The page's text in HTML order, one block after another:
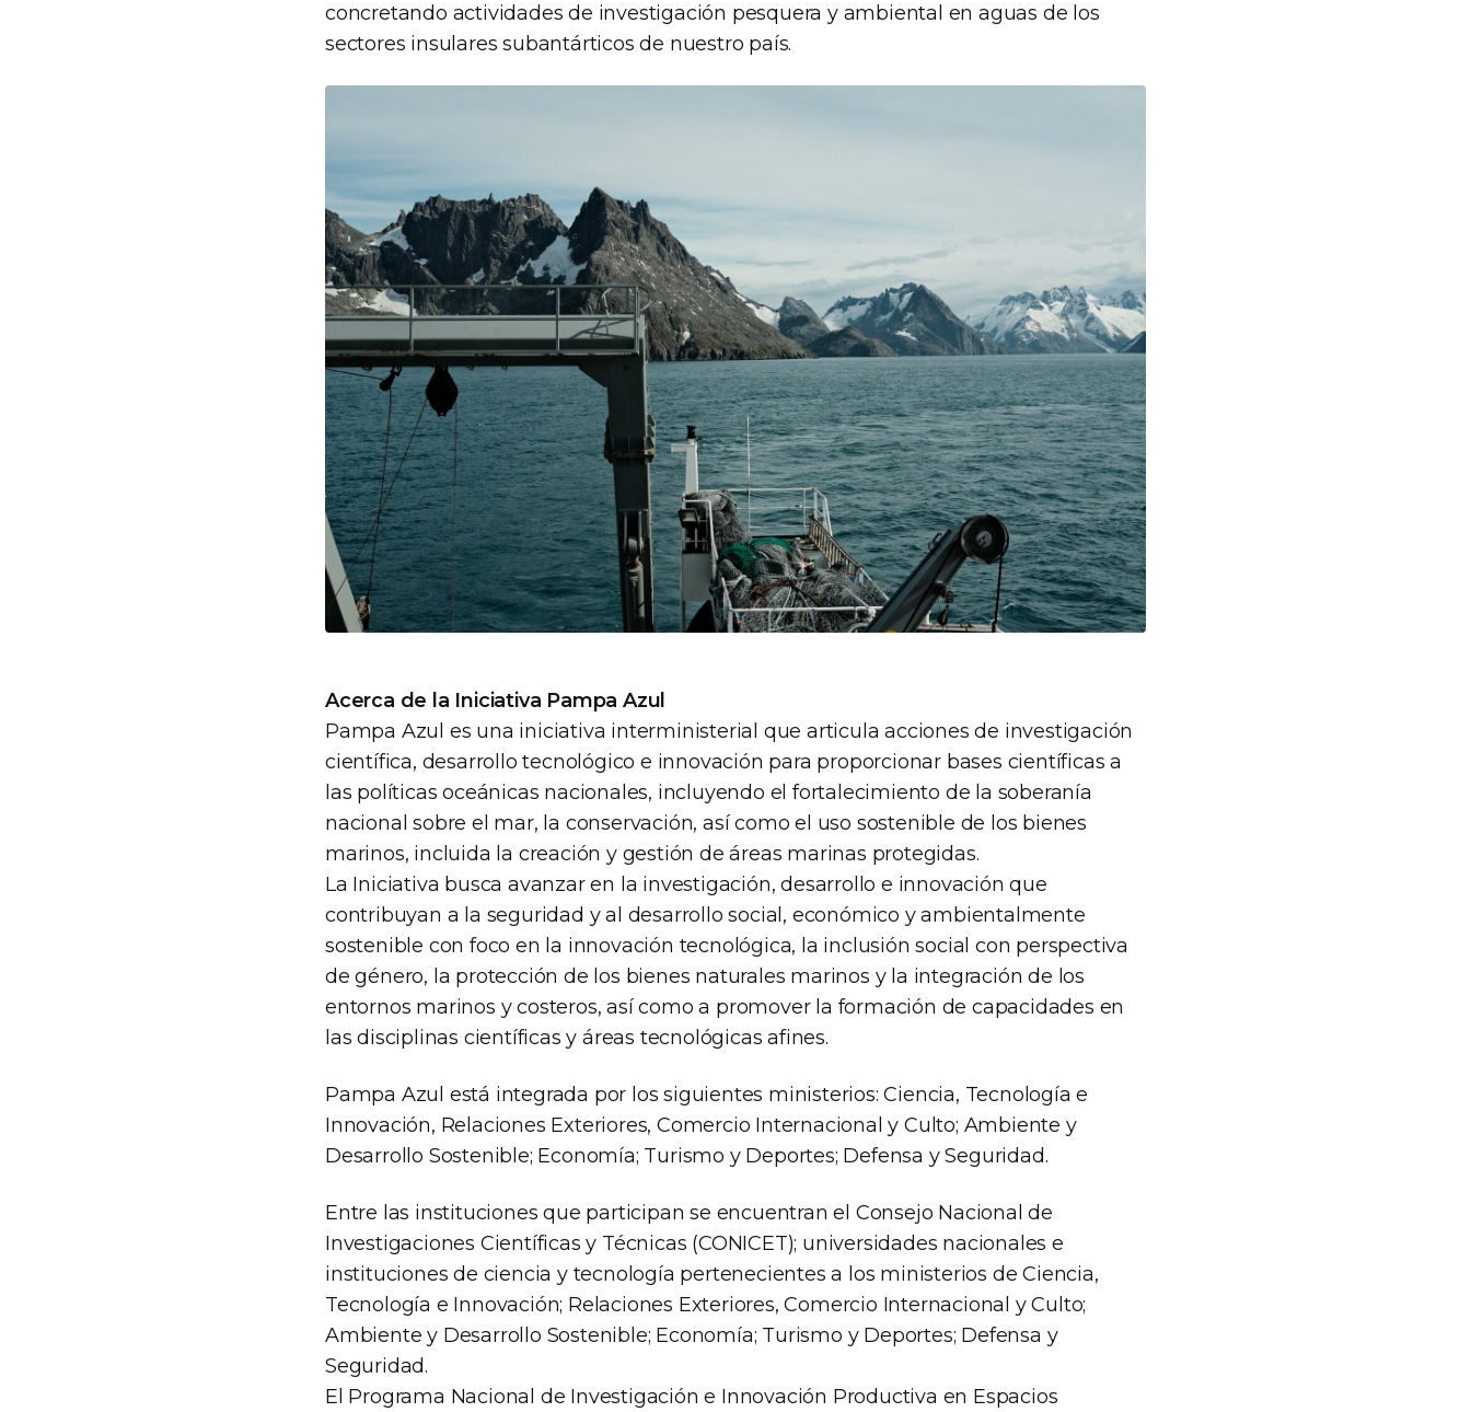
concretando actividades de investigación pesquera y ambiental en aguas de los
sectores insulares subantárticos de nuestro país.
Acerca de la Iniciativa Pampa Azul
Pampa Azul es una iniciativa interministerial que articula acciones de investigación
científica, desarrollo tecnológico e innovación para proporcionar bases científicas a
las políticas oceánicas nacionales, incluyendo el fortalecimiento de la soberanía
nacional sobre el mar, la conservación, así como el uso sostenible de los bienes
marinos, incluida la creación y gestión de áreas marinas protegidas.
La Iniciativa busca avanzar en la investigación, desarrollo e innovación que
contribuyan a la seguridad y al desarrollo social, económico y ambientalmente
sostenible con foco en la innovación tecnológica, la inclusión social con perspectiva
de género, la protección de los bienes naturales marinos y la integración de los
entornos marinos y costeros, así como a promover la formación de capacidades en
las disciplinas científicas y áreas tecnológicas afines.
Pampa Azul está integrada por los siguientes ministerios: Ciencia, Tecnología e
Innovación, Relaciones Exteriores, Comercio Internacional y Culto; Ambiente y
Desarrollo Sostenible; Economía; Turismo y Deportes; Defensa y Seguridad.
Entre las instituciones que participan se encuentran el Consejo Nacional de
Investigaciones Científicas y Técnicas (CONICET); universidades nacionales e
instituciones de ciencia y tecnología pertenecientes a los ministerios de Ciencia,
Tecnología e Innovación; Relaciones Exteriores, Comercio Internacional y Culto;
Ambiente y Desarrollo Sostenible; Economía; Turismo y Deportes; Defensa y
Seguridad.
El Programa Nacional de Investigación e Innovación Productiva en Espacios